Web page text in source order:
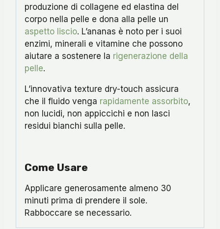
produzione di collagene ed elastina del
corpo nella pelle e dona alla pelle un
aspetto liscio. L’ananas è noto per i suoi
enzimi, minerali e vitamine che possono
aiutare a sostenere la rigenerazione della
pelle.
L’innovativa texture dry-touch assicura
che il fluido venga rapidamente assorbito,
non lucidi, non appiccichi e non lasci
residui bianchi sulla pelle.
Come Usare
Applicare generosamente almeno 30
minuti prima di prendere il sole.
Rabboccare se necessario.